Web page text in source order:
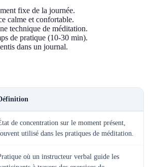
fixe de la journée.
calme et confortable.
technique de méditation.
de pratique (10-30 min).
dans un journal.
de concentration sur le moment présent,
utilisé dans les pratiques de méditation.
où un instructeur verbal guide les